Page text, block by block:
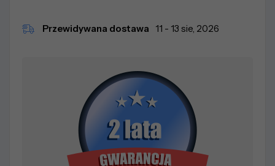
Przewidywana dostawa 11 - 13 sie, 2026